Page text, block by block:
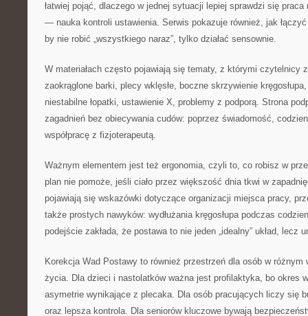
łatwiej pojąć, dlaczego w jednej sytuacji lepiej sprawdzi się
— nauka kontroli ustawienia. Serwis pokazuje również, jak
by nie robić „wszystkiego naraz”, tylko działać sensownie.
W materiałach często pojawiają się tematy, z którymi czytelnicy
zaokrąglone barki, plecy wklęsłe, boczne skrzywienie
niestabilne łopatki, ustawienie X, problemy z podporą. Strona
zagadnień bez obiecywania cudów: poprzez świadomość,
współpracę z fizjoterapeutą.
Ważnym elementem jest też ergonomia, czyli to, co robisz w
plan nie pomoże, jeśli ciało przez większość dnia tkwi w
pojawiają się wskazówki dotyczące organizacji miejsca pracy,
także prostych nawyków: wydłużania kręgosłupa podczas
podejście zakłada, że postawa to nie jeden „idealny” układ, lecz
Korekcja Wad Postawy to również przestrzeń dla osób w
życia. Dla dzieci i nastolatków ważna jest profilaktyka, bo okres
asymetrie wynikające z plecaka. Dla osób pracujących liczy się
oraz lepsza kontrola. Dla seniorów kluczowe bywają